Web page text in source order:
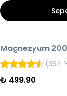
AYNI GÜN KARGO
Magnezyum
(364
₺ 499.90